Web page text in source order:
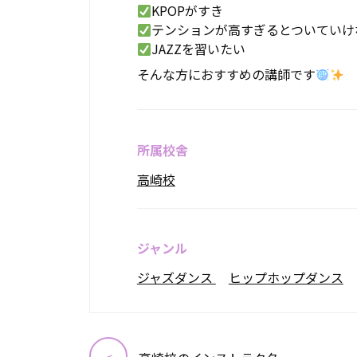
KPOPがすき
テンションが高すぎるとついてい
JAZZを習いたい
そんな方におすすめの講師です
所属校舎
高崎校
ジャンル
ジャズダンス
ヒップホップダンス